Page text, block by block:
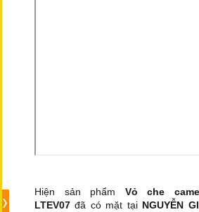
Hiện sản phẩm Vỏ che
LTEV07 đã có mặt tại NGUYỄN